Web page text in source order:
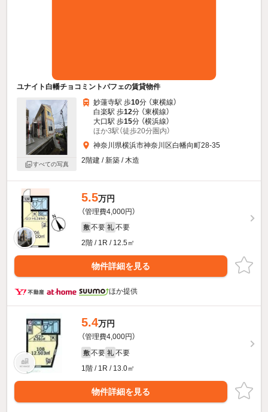
ユナイト白幡チョコミントパフェの賃貸物件
すべての写真
妙蓮寺駅 歩10分 （東横線）
白楽駅 歩12分 （東横線）
大口駅 歩15分 （横浜線）
ほか3駅（徒歩20分圏内）
神奈川県横浜市神奈川区白幡向町28-35
2階建 / 新築 / 木造
5.5万円
（管理費4,000円）
敷 不要 礼 不要
2階 / 1R / 12.5㎡
物件詳細を見る
ほか提供
5.4万円
（管理費4,000円）
敷 不要 礼 不要
1階 / 1R / 13.0㎡
物件詳細を見る